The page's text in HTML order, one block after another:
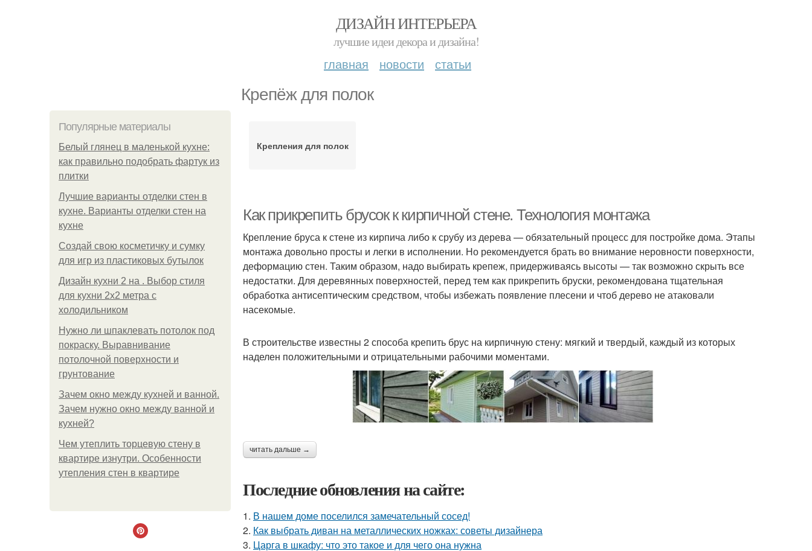
ДИЗАЙН ИНТЕРЬЕРА
лучшие идеи декора и дизайна!
главная новости статьи
Крепёж для полок
Популярные материалы
Белый глянец в маленькой кухне:
как правильно подобрать фартук из
плитки
Лучшие варианты отделки стен в
кухне. Варианты отделки стен на
кухне
Создай свою косметичку и сумку
для игр из пластиковых бутылок
Дизайн кухни 2 на . Выбор стиля
для кухни 2х2 метра с
холодильником
Нужно ли шпаклевать потолок под
покраску. Выравнивание
потолочной поверхности и
грунтование
Зачем окно между кухней и ванной.
Зачем нужно окно между ванной и
кухней?
Чем утеплить торцевую стену в
квартире изнутри. Особенности
утепления стен в квартире
Крепления для полок
Как прикрепить брусок к кирпичной стене. Технология монтажа
Крепление бруса к стене из кирпича либо к срубу из дерева — обязательный процесс для постройке дома. Этапы
монтажа довольно просты и легки в исполнении. Но рекомендуется брать во внимание неровности поверхности,
деформацию стен. Таким образом, надо выбирать крепеж, придерживаясь высоты — так возможно скрыть все
недостатки. Для деревянных поверхностей, перед тем как прикрепить бруски, рекомендована тщательная
обработка антисептическим средством, чтобы избежать появление плесени и чтоб дерево не атаковали
насекомые.
В строительстве известны 2 способа крепить брус на кирпичную стену: мягкий и твердый, каждый из которых
наделен положительными и отрицательными рабочими моментами.
читать дальше →
Последние обновления на сайте:
1. В нашем доме поселился замечательный сосед!
2. Как выбрать диван на металлических ножках: советы дизайнера
3. Царга в шкафу: что это такое и для чего она нужна